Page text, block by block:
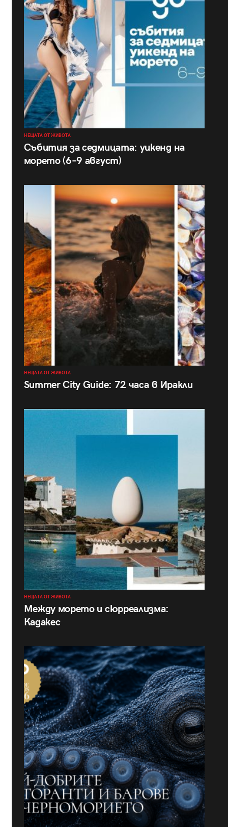
НЕЩАТА ОТ ЖИВОТА
Събития за седмицата: уикенд на
морето (6–9 август)
НЕЩАТА ОТ ЖИВОТА
Summer City Guide: 72 часа в Иракли
НЕЩАТА ОТ ЖИВОТА
Между морето и сюрреализма:
Кадакес